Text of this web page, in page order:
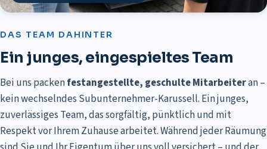
DAS TEAM DAHINTER
Ein junges, eingespieltes Team
Bei uns packenfestangestellte, geschulte Mitarbeiteran –
kein wechselndes Subunternehmer-Karussell. Ein junges,
zuverlässiges Team, dassorgfältig, pünktlich und mit
Respekt vor Ihrem Zuhause arbeitet. Während jeder Räumung